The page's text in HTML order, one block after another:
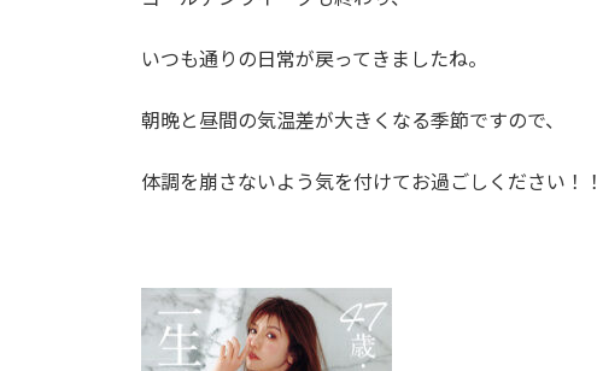
いつも通りの日常が戻ってきましたね。
朝晩と昼間の気温差が大きくなる季節ですので、
体調を崩さないよう気を付けてお過ごしください！！